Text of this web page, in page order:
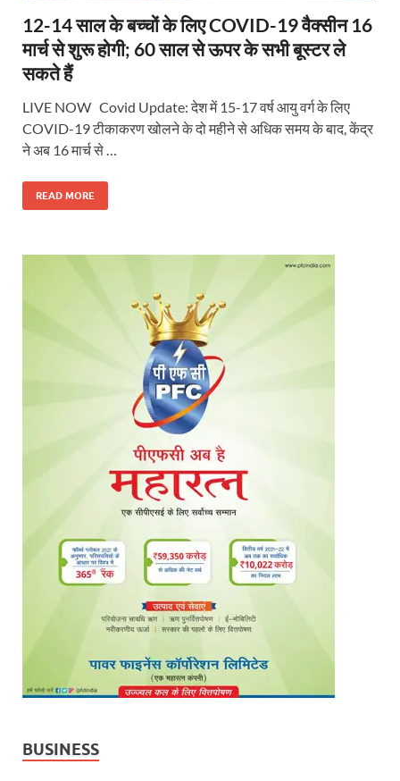
12-14 साल के बच्चों के लिए COVID-19 वैक्सीन 16
मार्च से शुरू होगी; 60 साल से ऊपर के सभी बूस्टर ले
सकते हैं
LIVE NOW Covid Update: देश में 15-17 वर्ष आयु वर्ग के लिए
COVID-19 टीकाकरण खोलने के दो महीने से अधिक समय के बाद, केंद्र
ने अब 16 मार्च से …
READ MORE
BUSINESS